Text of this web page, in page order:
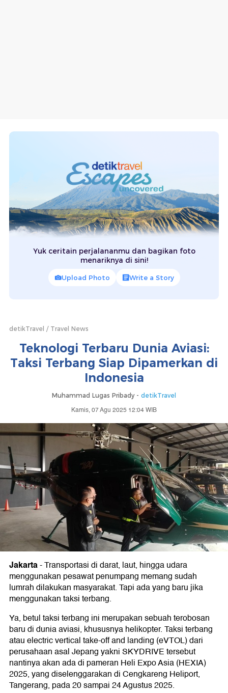
Yuk ceritain perjalananmu dan bagikan foto
menariknya di sini!
Upload Photo Write a Story
detikTravel Travel News
Teknologi Terbaru Dunia Aviasi:
Taksi Terbang Siap Dipamerkan di
Indonesia
Muhammad Lugas Pribady - detikTravel
Kamis, 07 Agu 2025 12:04 WIB
Jakarta-Transportasi di darat, laut, hingga udara
menggunakan pesawat penumpang memang sudah
lumrah dilakukan masyarakat. Tapi ada yang baru jika
menggunakan taksi terbang.
Ya, betul taksi terbang ini merupakan sebuah terobosan
baru di dunia aviasi, khususnya helikopter. Taksi terbang
atau electric vertical take-off and landing (eVTOL) dari
perusahaan asal Jepang yakni SKYDRIVE tersebut
nantinya akan ada di pameran Heli Expo Asia (HEXIA)
2025, yang diselenggarakan di Cengkareng Heliport,
Tangerang, pada 20 sampai 24 Agustus 2025.